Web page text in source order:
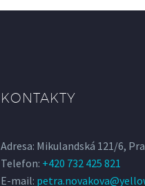
KONTAKTY
Adresa: Mikulandská 121/6,
Telefon: +420 732 425 821
E-mail: